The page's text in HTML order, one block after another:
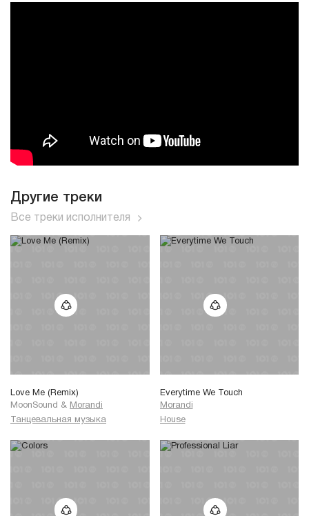
Другие треки
Все треки исполнителя
Love Me (Remix)
MoonSound & Morandi
Танцевальная музыка
Everytime We Touch
Morandi
House